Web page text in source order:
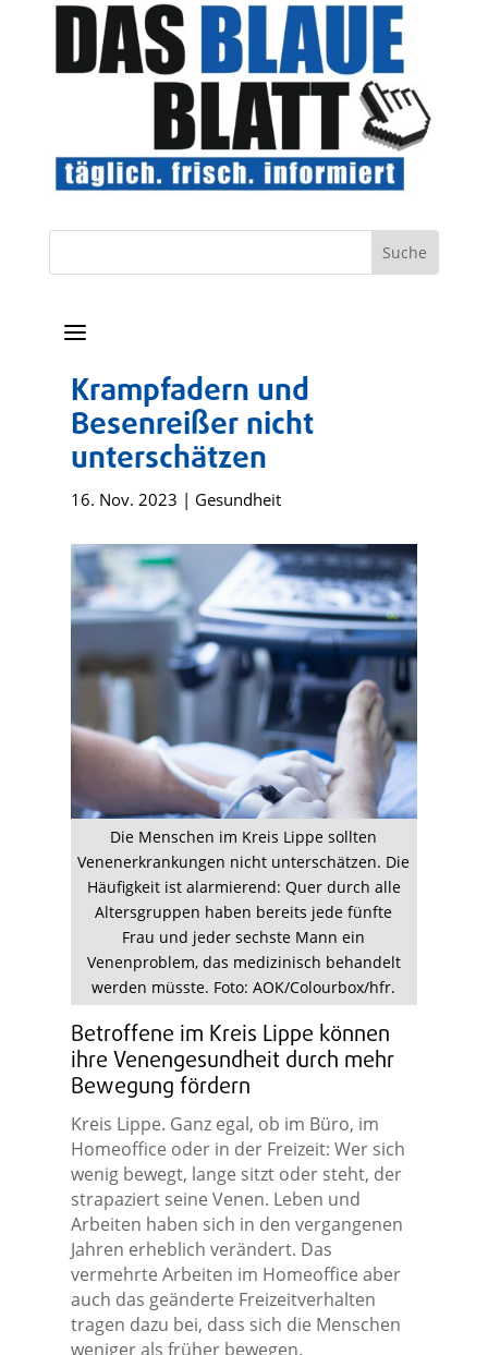
a
Krampfadern und
Besenreißer nicht
unterschätzen
16. Nov. 2023 | Gesundheit
Die Menschen im Kreis Lippe sollten
Venenerkrankungen nicht unterschätzen. Die
Häufigkeit ist alarmierend: Quer durch alle
Altersgruppen haben bereits jede fünfte
Frau und jeder sechste Mann ein
Venenproblem, das medizinisch behandelt
werden müsste. Foto: AOK/Colourbox/hfr.
Betroffene im Kreis Lippe können
ihre Venengesundheit durch mehr
Bewegung fördern
Kreis Lippe. Ganz egal, ob im Büro, im
Homeoffice oder in der Freizeit: Wer sich
wenig bewegt, lange sitzt oder steht, der
strapaziert seine Venen. Leben und
Arbeiten haben sich in den vergangenen
Jahren erheblich verändert. Das
vermehrte Arbeiten im Homeoffice aber
auch das geänderte Freizeitverhalten
tragen dazu bei, dass sich die Menschen
weniger als früher bewegen.